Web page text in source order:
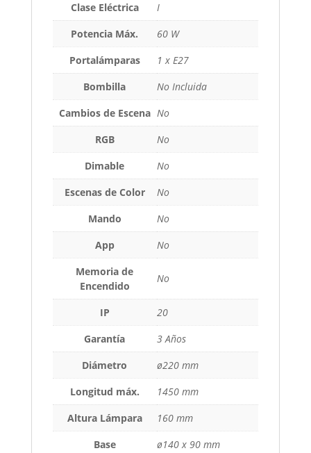
Clase Eléctrica
I
Potencia Máx.
60 W
Portalámparas
1 x E27
Bombilla
No Incluida
Cambios de Escena No
RGB
No
Dimable
No
Escenas de Color
No
Mando
No
App
No
Memoria de
Encendido
No
IP
20
Garantía
3 Años
Diámetro
ø220 mm
Longitud máx.
1450 mm
Altura Lámpara
160 mm
Base
ø140 x 90 mm